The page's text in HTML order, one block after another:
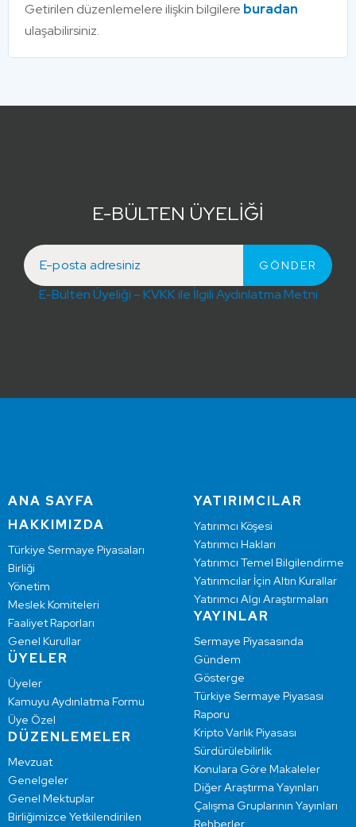
Getirilen düzenlemelere ilişkin bilgilere buradan
ulaşabilirsiniz.
E-BÜLTEN ÜYELİĞİ
E-Bülten Üyeliği – KVKK ile İlgili Aydınlatma Metni
ANA SAYFA
HAKKIMIZDA
Türkiye Sermaye Piyasaları
Birliği
Yönetim
Meslek Komiteleri
Faaliyet Raporları
Genel Kurullar
ÜYELER
Üyeler
Kamuyu Aydınlatma Formu
Üye Özel
DÜZENLEMELER
Mevzuat
Genelgeler
Genel Mektuplar
Birliğimizce Yetkilendirilen
YATIRIMCILAR
Yatırımcı Köşesi
Yatırımcı Hakları
Yatırımcı Temel Bilgilendirme
Yatırımcılar İçin Altın Kurallar
Yatırımcı Algı Araştırmaları
YAYINLAR
Sermaye Piyasasında
Gündem
Gösterge
Türkiye Sermaye Piyasası
Raporu
Kripto Varlık Piyasası
Sürdürülebilirlik
Konulara Göre Makaleler
Diğer Araştırma Yayınları
Çalışma Gruplarının Yayınları
Rehberler